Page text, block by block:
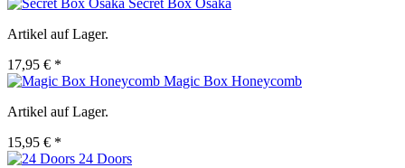
Secret Box Osaka
Artikel auf Lager.
17,95 € *
Magic Box Honeycomb
Artikel auf Lager.
15,95 € *
24 Doors